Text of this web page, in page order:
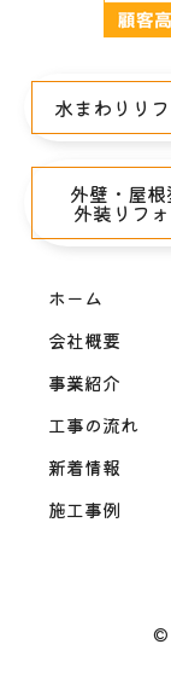
水まわりリ
外壁・屋
外装リフ
ホーム
会社概要
事業紹介
工事の流れ
新着情報
施工事例
©